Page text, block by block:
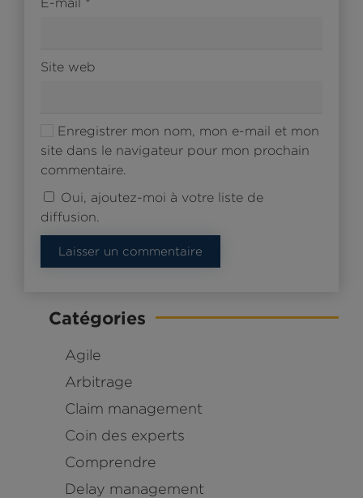
Site web
Enregistrer mon nom, mon e-mail et mon
site dans le navigateur pour mon prochain
commentaire.
Oui, ajoutez-moi à votre liste de
diffusion.
Laisser un commentaire
Catégories
Agile
Arbitrage
Claim management
Coin des experts
Comprendre
Delay management